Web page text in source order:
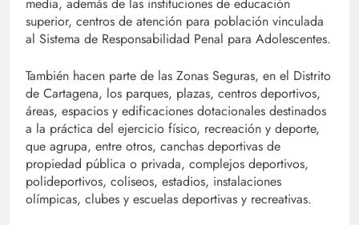
superior, centros de atención para población vinculada
al Sistema de Responsabilidad Penal para Adolescentes.
También hacen parte de las Zonas Seguras, en el Distrito
de Cartagena, los parques, plazas, centros deportivos,
áreas, espacios y edificaciones dotacionales destinados
a la práctica del ejercicio físico, recreación y deporte,
que agrupa, entre otros, canchas deportivas de
propiedad pública o privada, complejos deportivos,
polideportivos, coliseos, estadios, instalaciones
olímpicas, clubes y escuelas deportivas y recreativas.